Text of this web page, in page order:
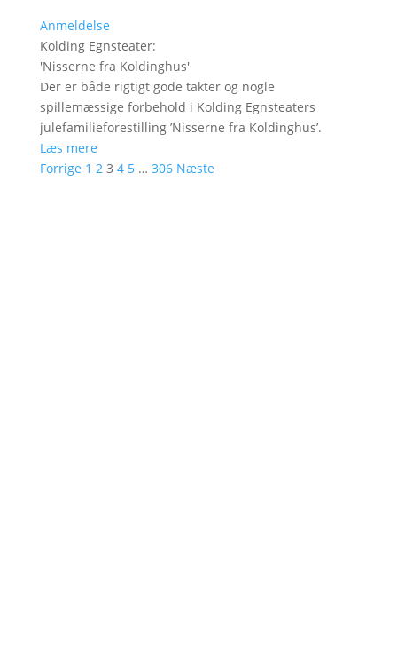
Anmeldelse
Kolding Egnsteater:
'Nisserne fra Koldinghus'
Der er både rigtigt gode takter og nogle
spillemæssige forbehold i Kolding Egnsteaters
julefamilieforestilling ’Nisserne fra Koldinghus’.
Læs mere
Forrige 1 2 3 4 5 … 306 Næste